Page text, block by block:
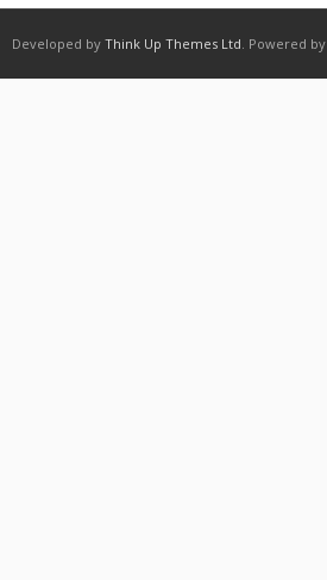
Developed by Think Up Themes Ltd. Powered by